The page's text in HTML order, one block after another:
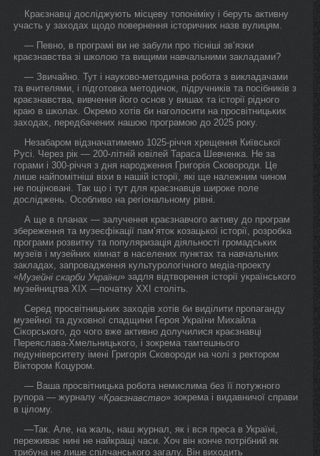
Краєзнавці досліджують місцеву топоніміку і беруть активну
участь у заходах щодо повернення історичних назв вулицям.
— Певно, в програмі ви не забули про тісніші зв’язки
краєзнавства зі школою та вищими навчальними закладами?
— Звичайно. Тут і науково-методична робота з викладачами
та вчителями, і підготовка методичок, підручників та посібників з
краєзнавства, вивчення його основ у вишах та історії рідного
краю в школах. Окремо хотів би наголосити на просвітницьких
заходах, передбачених нашою програмою до 2025 року.
Незабаром відзначатимемо 1025-річчя хрещення Київської
Русі. Через рік — 200-літній ювілей Тараса Шевченка. Не за
горами і 300-річчя з дня народження Григорія Сковороди. Це
лише найпомітніші віхи в нашій історії, які ще належним чином
не поціновані. Так що і тут для краєзнавців широке поле
досліджень. Особливо на регіональному рівні.
А ще в планах — залучення краєзнавчого активу до програм
збереження та музеєфікації пам’яток козацької історії, розробка
програми розвитку та популяризація діяльності громадських
музеїв і музейних кімнат в населених пунктах та навчальних
закладах, запровадження культурологічного медіа-проекту
«Музейні скарби України» задля відтворення історії українського
музейництва ХІХ —початку ХХІ століть.
Серед просвітницьких заходів хотів би виділити пропаганду
музейної та духовної спадщини Героя України Михайла
Сікорського, до чого вже активно долучилися краєзнавці
Переяслава-Хмельницького, і зокрема тамтешнього
педуніверситету імені Григорія Сковороди на чолі з ректором
Віктором Коцуром.
— Ваша просвітницька робота немислима без її потужного
рупора — журналу «Краєзнавство» зокрема і видавничої справи
в цілому.
—Так. Але, на жаль, наш журнал, як і вся преса в Україні,
переживає нині не найкращі часи. Хоч він конче потрібний як
трибуна не лише спілчанського загалу. Він виходить